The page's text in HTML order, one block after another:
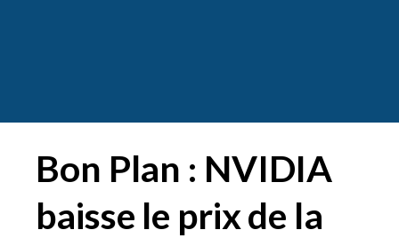
Bon Plan : NVIDIA
baisse le prix de la